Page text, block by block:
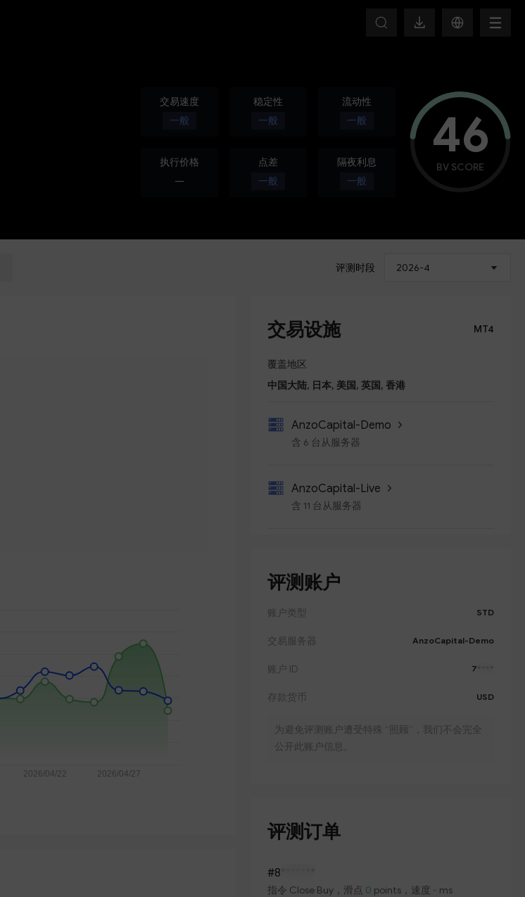
交易速度
一般
稳定性
一般
流动性
一般
执行价格
---
点差
一般
隔夜利息
一般
46
BV SCORE
评测时段 2026-4
交易设施 MT4
覆盖地区
中国大陆, 日本, 美国, 英国, 香港
AnzoCapital-Demo
含 6 台从服务器
AnzoCapital-Live
含 11 台从服务器
评测账户
账户类型 STD
交易服务器 AnzoCapital-Demo
账户 ID 7
存款货币 USD
为避免评测账户遭受特殊 “照顾”，我们不会完全
公开此账户信息。
评测订单
#8
指令 Close Buy ，滑点 0 points，速度 - ms